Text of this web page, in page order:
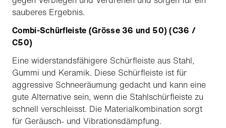
sauberes Ergebnis.
Combi-Schürfleiste (Grösse 36 und 50) (C36 /
C50)
Eine widerstandsfähigere Schürfleiste aus Stahl,
Gummi und Keramik. Diese Schürfleiste ist für
aggressive Schneeräumung gedacht und kann eine
gute Alternative sein, wenn die Stahlschürfleiste zu
schnell verschleisst. Die Materialkombination sorgt
für Geräusch- und Vibrationsdämpfung.